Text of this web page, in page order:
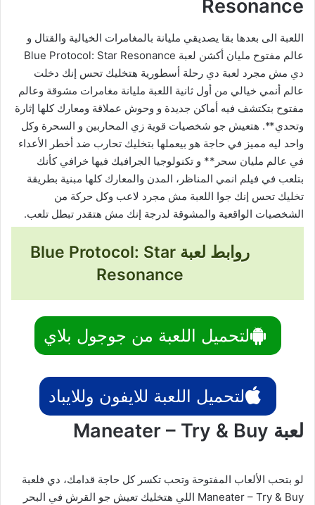
Resonance
اللعبة الى بعدها بقا يصديقي مليانة بالمغامرات الخيالية والقتال و
دي مش مجرد لعبة دي رحلة أسطورية هتخليك تحس إنك دخلت
عالم أنمي خيالي من أول ثانية اللعبة مليانة مغامرات مشوقة وعالم
مفتوح بتكتشف فيه أماكن جديدة و وحوش عملاقة ومعارك كلها إثارة
وتحدي**. هتعيش جو شخصيات قوية زي المحاربين و السحرة وكل
واحد ليه مميز في حاجة هو بيعملها بتخليك تحارب ضد أخطر الأعداء
في عالم مليان سحر** و تكنولوجيا الجرافيك فيها خرافي كأنك
بتلعب في فيلم انمي المناظر، المدن والمعارك كلها مبنية بطريقة
تخليك تحس إنك جوا اللعبة مش مجرد لاعب وكل حركة من
الشخصيات الواقعية والمشوقة لدرجة إنك مش هتقدر تبطل تلعب.
روابط لعبة Blue Protocol: Star
Resonance
لتحميل اللعبة من جوجول بلاي
لتحميل اللعبة للايفون وللايباد
لعبة Maneater – Try & Buy
لو بتحب الألعاب المفتوحة وتحب تكسر كل حاجة قدامك، دي فلعبة
Maneater – Try & Buy اللي هتخليك تعيش جو القرش في البحر